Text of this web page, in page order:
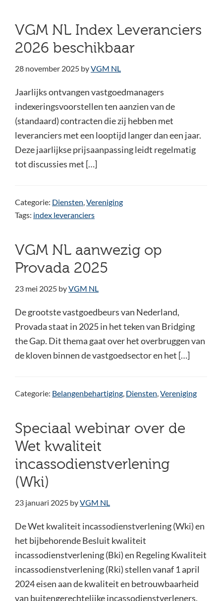
VGM NL Index Leveranciers
2026 beschikbaar
28 november 2025 byVGM NL
Jaarlijks ontvangen vastgoedmanagers
indexeringsvoorstellen ten aanzien van de
(standaard) contracten die zij hebben met
leveranciers met een looptijd langer dan een jaar.
Deze jaarlijkse prijsaanpassing leidt regelmatig
tot discussies met […]
Categorie: Diensten,Vereniging
Tags: index leveranciers
VGM NL aanwezig op
Provada 2025
23 mei 2025 byVGM NL
De grootste vastgoedbeurs van Nederland,
Provada staat in 2025 in het teken van Bridging
the Gap. Dit thema gaat over het overbruggen van
de kloven binnen de vastgoedsector en het […]
Categorie: Belangenbehartiging, Diensten,Vereniging
Speciaal webinar over de
Wet kwaliteit
incassodienstverlening
(Wki)
23 januari 2025 byVGM NL
De Wet kwaliteit incassodienstverlening (Wki) en
het bijbehorende Besluit kwaliteit
incassodienstverlening (Bki) en Regeling Kwaliteit
incassodienstverlening (Rki) stellen vanaf 1 april
2024 eisen aan de kwaliteit en betrouwbaarheid
van buitengerechtelijke incassodienstverleners.